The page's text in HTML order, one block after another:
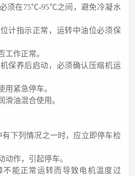
须在75℃-95℃之间，避免冷凝水
计指示正常，运转中油位必须保
工作正常。
保养后启动，必须确认压缩机运
用紧急停车。
滑油混合使用。
下列情况之一时，应立即停车检
动作，引起停车。
不能正常运转而导致电机温度过